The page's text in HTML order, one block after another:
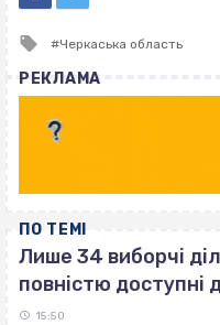
Tagged
Черкаська область
РЕКЛАМА
ПО ТЕМІ
Лише 34 виборчі
повністю доступні
15:50